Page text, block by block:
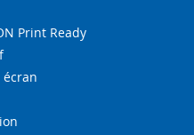
Print Ready
écran